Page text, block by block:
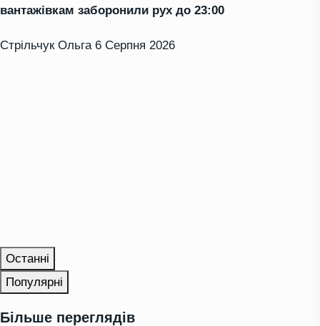
вантажівкам заборонили рух до 23:00
Стрільчук Ольга 6 Серпня 2026
Останні
Популярні
Більше переглядів